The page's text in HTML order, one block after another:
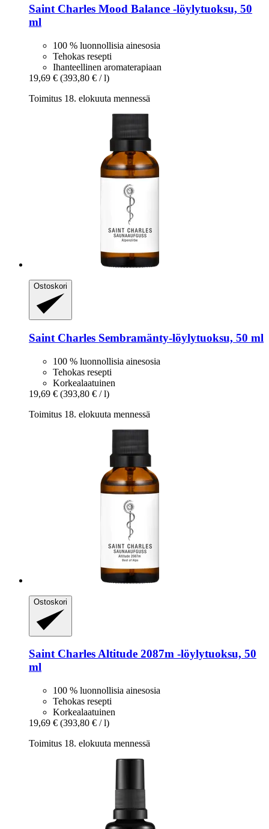
Saint Charles Mood Balance -​löylytuoksu, 50
ml
100 % luonnollisia ainesosia
Tehokas resepti
Ihanteellinen aromaterapiaan
19,69 € (393,80 € / l)
Toimitus 18. elokuuta mennessä
Ostoskori
Saint Charles Sembramänty-​löylytuoksu, 50 ml
100 % luonnollisia ainesosia
Tehokas resepti
Korkealaatuinen
19,69 € (393,80 € / l)
Toimitus 18. elokuuta mennessä
Ostoskori
Saint CharlesAltitude 2087m -​löylytuoksu, 50
ml
100 % luonnollisia ainesosia
Tehokas resepti
Korkealaatuinen
19,69 € (393,80 € / l)
Toimitus 18. elokuuta mennessä